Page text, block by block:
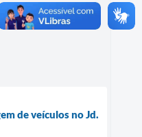
de veículos no Jd.